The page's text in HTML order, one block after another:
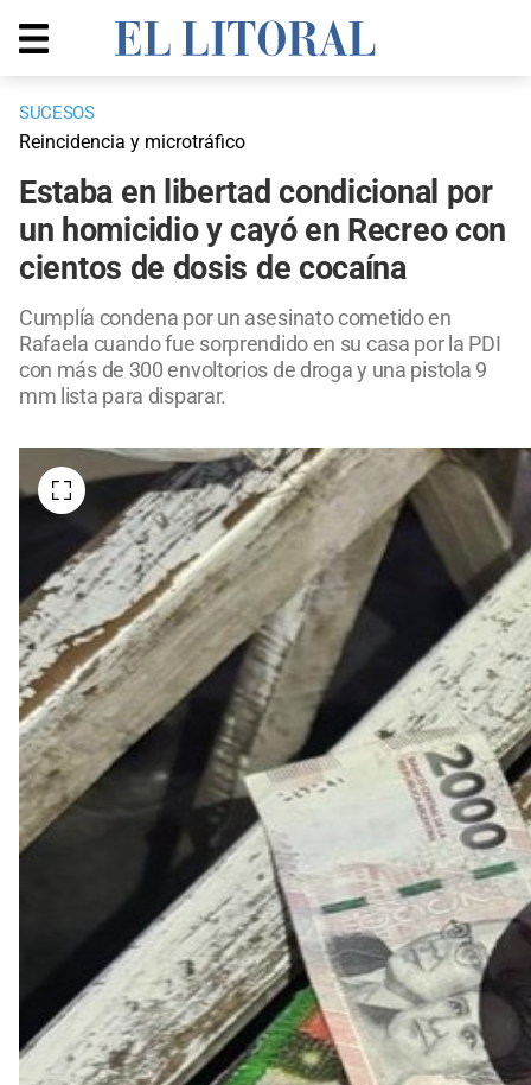
SUCESOS
Reincidencia y microtráfico
Estaba en libertad condicional por
un homicidio y cayó en Recreo con
cientos de dosis de cocaína
Cumplía condena por un asesinato cometido en
Rafaela cuando fue sorprendido en su casa por la PDI
con más de 300 envoltorios de droga y una pistola 9
mm lista para disparar.